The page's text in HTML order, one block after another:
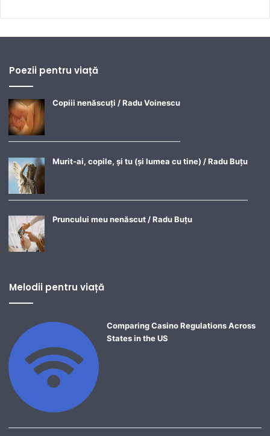
Poezii pentru viață
Copiii nenăscuți / Radu Voinescu
Murit-ai, copile, și tu (și lumea cu tine) / Radu Buțu
Pruncului meu nenăscut / Radu Buțu
Melodii pentru viață
Comparing Casino Regulations Across
States in the US